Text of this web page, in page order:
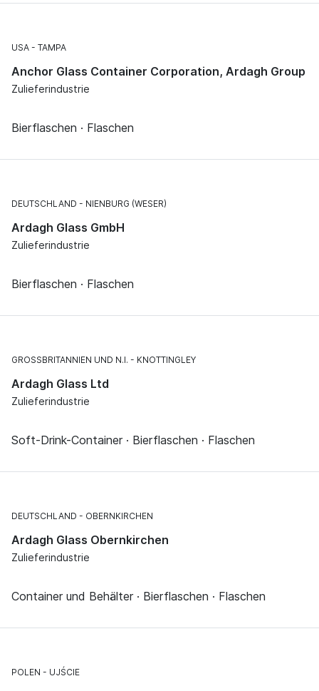
USA TAMPA
Anchor Glass Container Corporation, Ardagh Group
Zulieferindustrie
Bierflaschen · Flaschen
DEUTSCHLAND NIENBURG (WESER)
Ardagh Glass GmbH
Zulieferindustrie
Bierflaschen · Flaschen
GROSSBRITANNIEN UND N.I. KNOTTINGLEY
Ardagh Glass Ltd
Zulieferindustrie
Soft-Drink-Container · Bierflaschen · Flaschen
DEUTSCHLAND OBERNKIRCHEN
Ardagh Glass Obernkirchen
Zulieferindustrie
Container und Behälter · Bierflaschen · Flaschen
POLEN UJŚCIE